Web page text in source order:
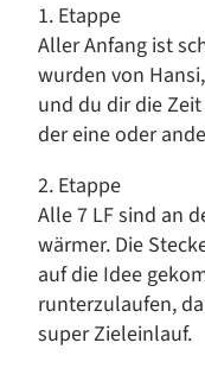
1. Etappe
Aller Anfang ist
wurden von
und du dir die
der eine oder
2. Etappe
Alle 7 LF sind an
wärmer. Die
auf die Idee
runterzulaufen,
super Zieleinlauf.